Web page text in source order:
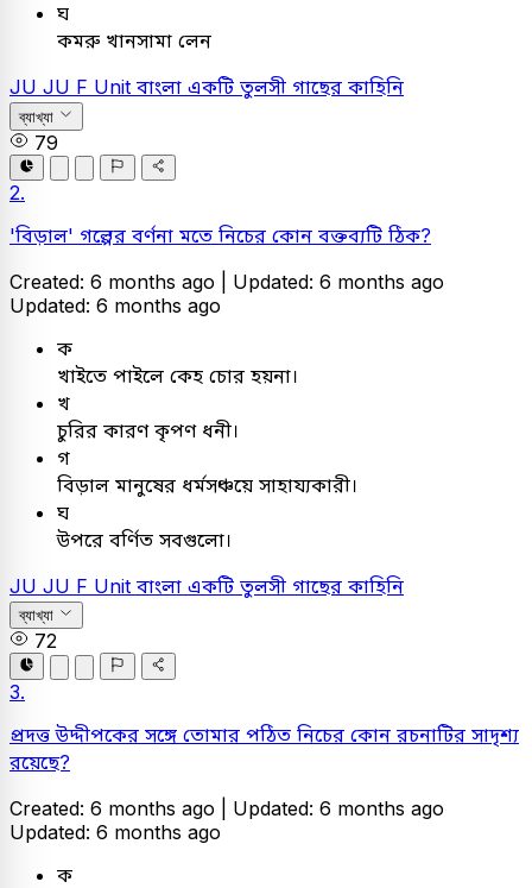
ঘ
কমরু খানসামা লেন
JU JU F Unit বাংলা একটি তুলসী গাছের কাহিনি
ব্যাখ্যা
79
2.
'বিড়াল' গল্পের বর্ণনা মতে নিচের কোন বক্তব্যটি ঠিক?
Created: 6 months ago | Updated: 6 months ago
Updated: 6 months ago
ক
খাইতে পাইলে কেহ চোর হয়না।
খ
চুরির কারণ কৃপণ ধনী।
গ
বিড়াল মানুষের ধর্মসঞ্চয়ে সাহায্যকারী।
ঘ
উপরে বর্ণিত সবগুলো।
JU JU F Unit বাংলা একটি তুলসী গাছের কাহিনি
ব্যাখ্যা
72
3.
প্রদত্ত উদ্দীপকের সঙ্গে তোমার পঠিত নিচের কোন রচনাটির সাদৃশ্য
রয়েছে?
Created: 6 months ago | Updated: 6 months ago
Updated: 6 months ago
ক